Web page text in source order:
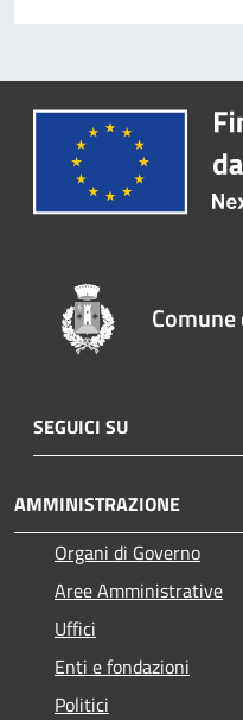
SEGUICI SU
AMMINISTRAZIONE
Organi di Governo
Aree Amministrative
Uffici
Enti e fondazioni
Politici